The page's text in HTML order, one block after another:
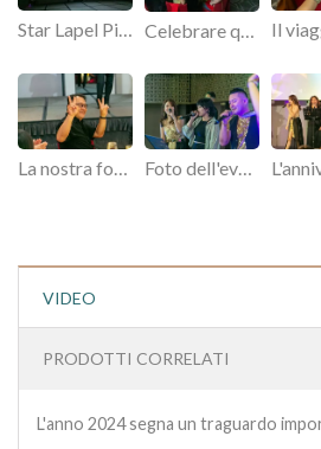
Star Lapel Pin commemora 40 anni di innovazione.
La nostra foto del 40° anniversario. Foto dell'evento di Star Lapel Pin.
VIDEO
PRODOTTI CORRELATI
L'anno 2024 segna un traguardo